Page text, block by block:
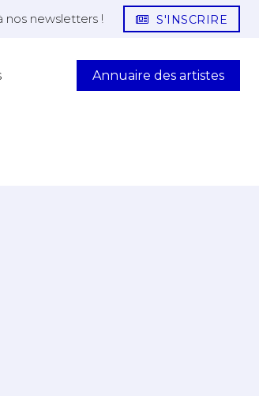
nos newsletters ! S'INSCRIRE
Annuaire des artistes